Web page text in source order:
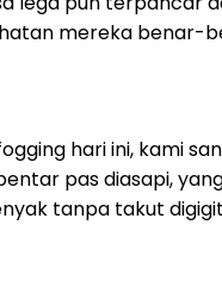
mereka benar-
hari ini, kami
pas diasapi,
tanpa takut